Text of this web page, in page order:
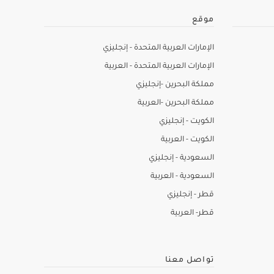
موقع
الإمارات العربية المتحدة - إنجليزي
الإمارات العربية المتحدة - العربية
مملكة البحرين -إنجليزي
مملكة البحرين -العربية
الكويت - إنجليزي
الكويت - العربية
السعودية - إنجليزي
السعودية - العربية
قطر - إنجليزي
قطر- العربية
تواصل معنا